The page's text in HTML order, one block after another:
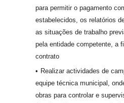
para permitir o pagamento
estabelecidos, os relatórios
as situações de trabalho
pela entidade competente, a
contrato
Realizar actividades de
equipe técnica municipal,
obras para controlar e